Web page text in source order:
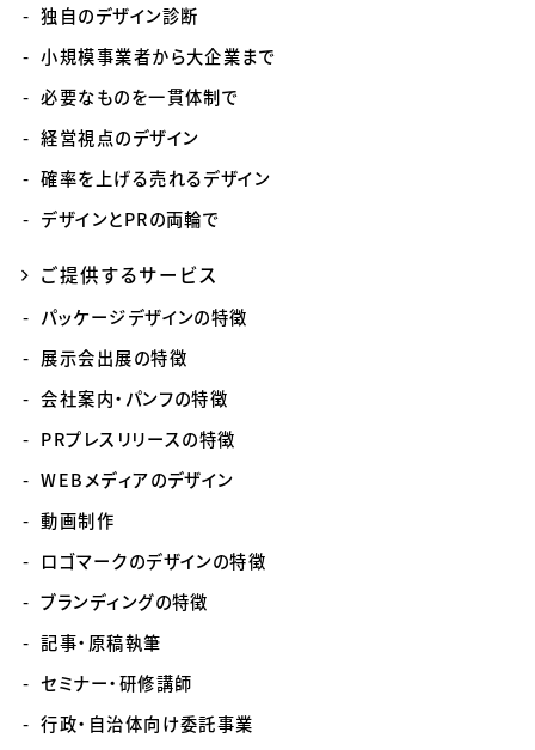
独自のデザイン診断
小規模事業者から大企業まで
必要なものを一貫体制で
経営視点のデザイン
確率を上げる売れるデザイン
デザインとPRの両輪で
ご提供するサービス
パッケージデザインの特徴
展示会出展の特徴
会社案内・パンフの特徴
PRプレスリリースの特徴
WEBメディアのデザイン
動画制作
ロゴマークのデザインの特徴
ブランディングの特徴
記事・原稿執筆
セミナー・研修講師
行政・自治体向け委託事業